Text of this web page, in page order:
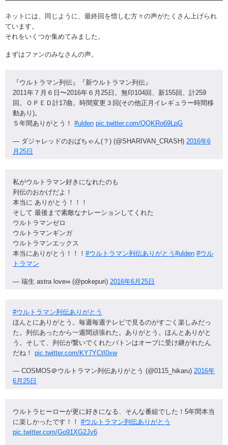
ネットには、同じように、最終回を惜しむ方々の声がたくさん上げられ
ています。
それをいくつか集めてみました。
まずはファンのみなさんの声。
『ウルトラマン列伝』『新ウルトラマン列伝』
2011年７月６日〜2016年６月25日。無印104回、新155回、計259
回。ＯＰＥＤ計17曲。時間変更３回(その他正月イレギュラー時間移
動あり)。
５年間ありがとう！ #ulden pic.twitter.com/QQKRo69LpG
— ダジャレッドのおばちゃん(？) (@SHARIVAN_CRASH) 2016年6
月25日
私がウルトラマン好きになれたのも
列伝のおかげだよ！
本当に ありがとう！！！
そして 最後まで素敵なナレーションしてくれた
ウルトラマンゼロ
ウルトラマンギンガ
ウルトラマンエックス
本当にありがとう！！！ #ウルトラマン列伝ありがとう #ulden #ウル
トラマン
— 瑞生 astra love∞ (@pokepuri) 2016年6月25日
#ウルトラマン列伝ありがとう
ほんとにありがとう。毎週毎週テレビで見るのがすごく楽しみだっ
た。列伝あったから一週間頑張れた。ありがとう。ほんとありがと
う。そして、列伝が繋いでくれたバトンはオーブに受け継がれたん
だね！ pic.twitter.com/KY7YCtI0xw
— COSMOS＠ウルトラマン列伝ありがとう (@0115_hikaru) 2016年
6月25日
ウルトラヒーローが更に好きになる、そんな番組でした！5年間本当
に楽しかったです！！ #ウルトラマン列伝ありがとう
pic.twitter.com/Go91XG2Jv6